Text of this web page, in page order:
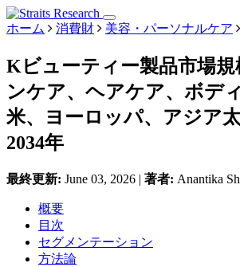
ホーム 消費財 美容・パーソナルケア
Kビューティー製品市場
ンケア、ヘアケア、ボデ
米、ヨーロッパ、アジア
2034年
最終更新: June 03, 2026 | 著者: Anantika
概要
目次
セグメンテーション
方法論